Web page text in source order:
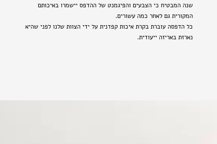
שנה המבטיח כי הצבעים והפיגמנט של ההדפס יישמרו באיכותם
המקורית גם לאחר כמה עשורים.
כל הדפסה עוברת בקרת איכות קפדנית על ידי הצוות שלנו לפני שהיא
נארזת באריזה ייעודית.